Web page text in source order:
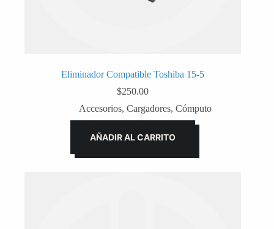
Eliminador Compatible Toshiba 15-5
$250.00
Accesorios, Cargadores, Cómputo
AÑADIR AL CARRITO